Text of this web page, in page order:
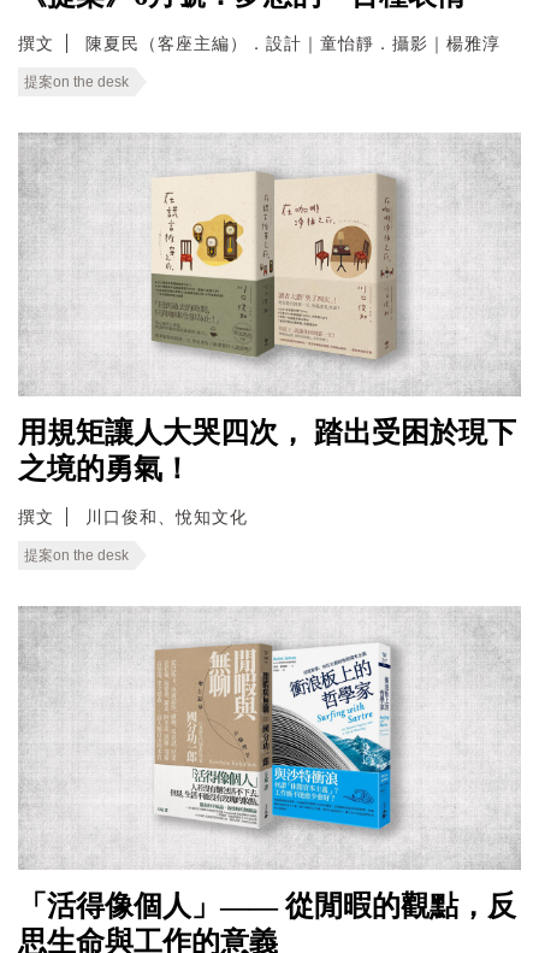
撰文 陳夏民（客座主編）．設計｜童怡靜．攝影｜楊雅淳
提案on the desk
用規矩讓人大哭四次， 踏出受困於現下
之境的勇氣！
撰文 川口俊和、悅知文化
提案on the desk
「活得像個人」—— 從閒暇的觀點，反
思生命與工作的意義